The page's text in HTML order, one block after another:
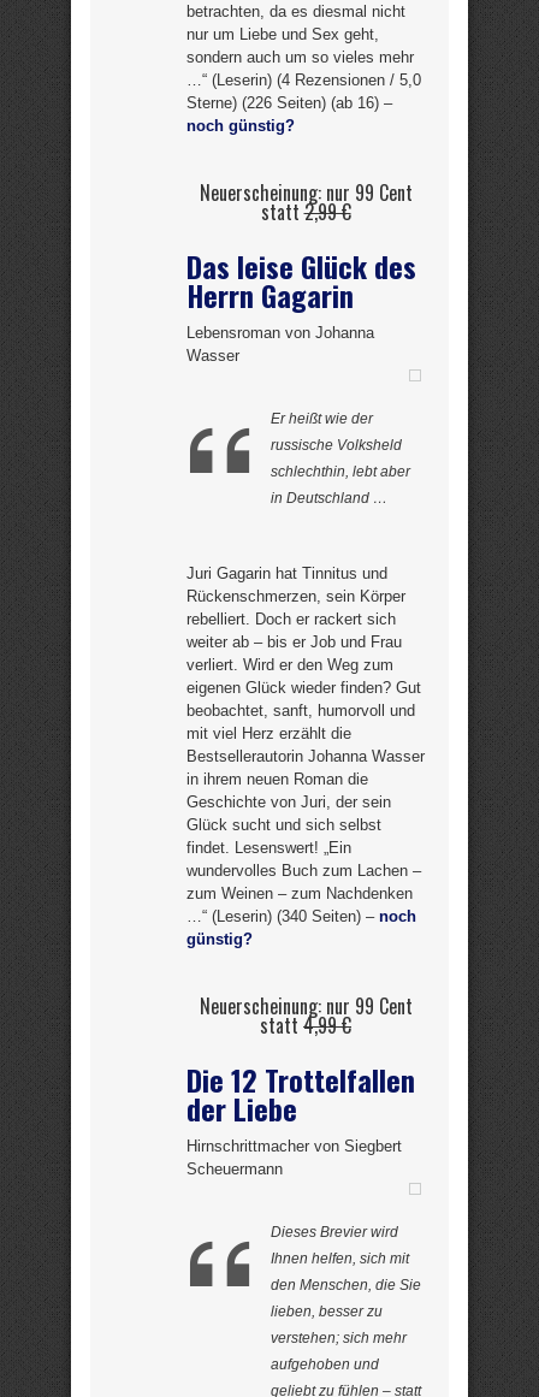
betrachten, da es diesmal nicht
nur um Liebe und Sex geht,
sondern auch um so vieles mehr
…“ (Leserin) (4 Rezensionen / 5,0
Sterne) (226 Seiten) (ab 16) –
noch günstig?
Neuerscheinung: nur 99 Cent
statt2,99 €
Das leise Glück des
Herrn Gagarin
Lebensroman von Johanna
Wasser
Er heißt wie der
russische Volksheld
schlechthin, lebt aber
in Deutschland …
Juri Gagarin hat Tinnitus und
Rückenschmerzen, sein Körper
rebelliert. Doch er rackert sich
weiter ab – bis er Job und Frau
verliert. Wird er den Weg zum
eigenen Glück wieder finden? Gut
beobachtet, sanft, humorvoll und
mit viel Herz erzählt die
Bestsellerautorin Johanna Wasser
in ihrem neuen Roman die
Geschichte von Juri, der sein
Glück sucht und sich selbst
findet. Lesenswert! „Ein
wundervolles Buch zum Lachen –
zum Weinen – zum Nachdenken
…“ (Leserin) (340 Seiten) – noch
günstig?
Neuerscheinung: nur 99 Cent
statt 4,99 €
Die 12 Trottelfallen
der Liebe
Hirnschrittmacher von Siegbert
Scheuermann
Dieses Brevier wird
Ihnen helfen, sich mit
den Menschen, die Sie
lieben, besser zu
verstehen; sich mehr
aufgehoben und
geliebt zu fühlen – statt